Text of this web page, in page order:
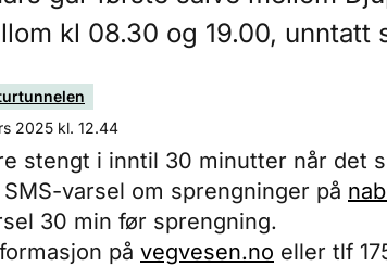
kl 08.30 og 19.00, unntatt
2025 kl. 12.44
stengt i inntil 30 minutter når det
varsel om sprengninger på
30 min før sprengning.
på vegvesen.no eller tlf